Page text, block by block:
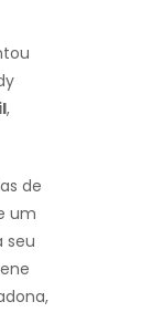
,
de
um
seu